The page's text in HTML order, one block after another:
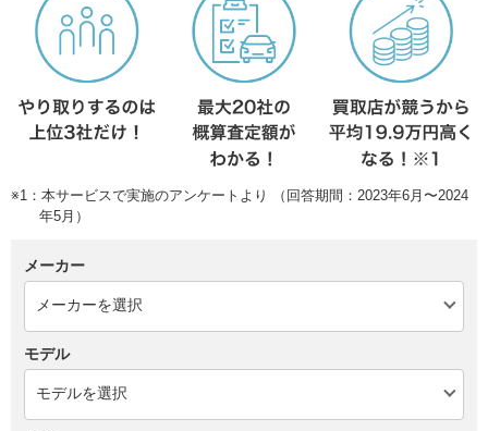
※1：本サービスで実施のアンケートより （回答期間：2023年6月〜2024
年5月）
メーカー
モデル